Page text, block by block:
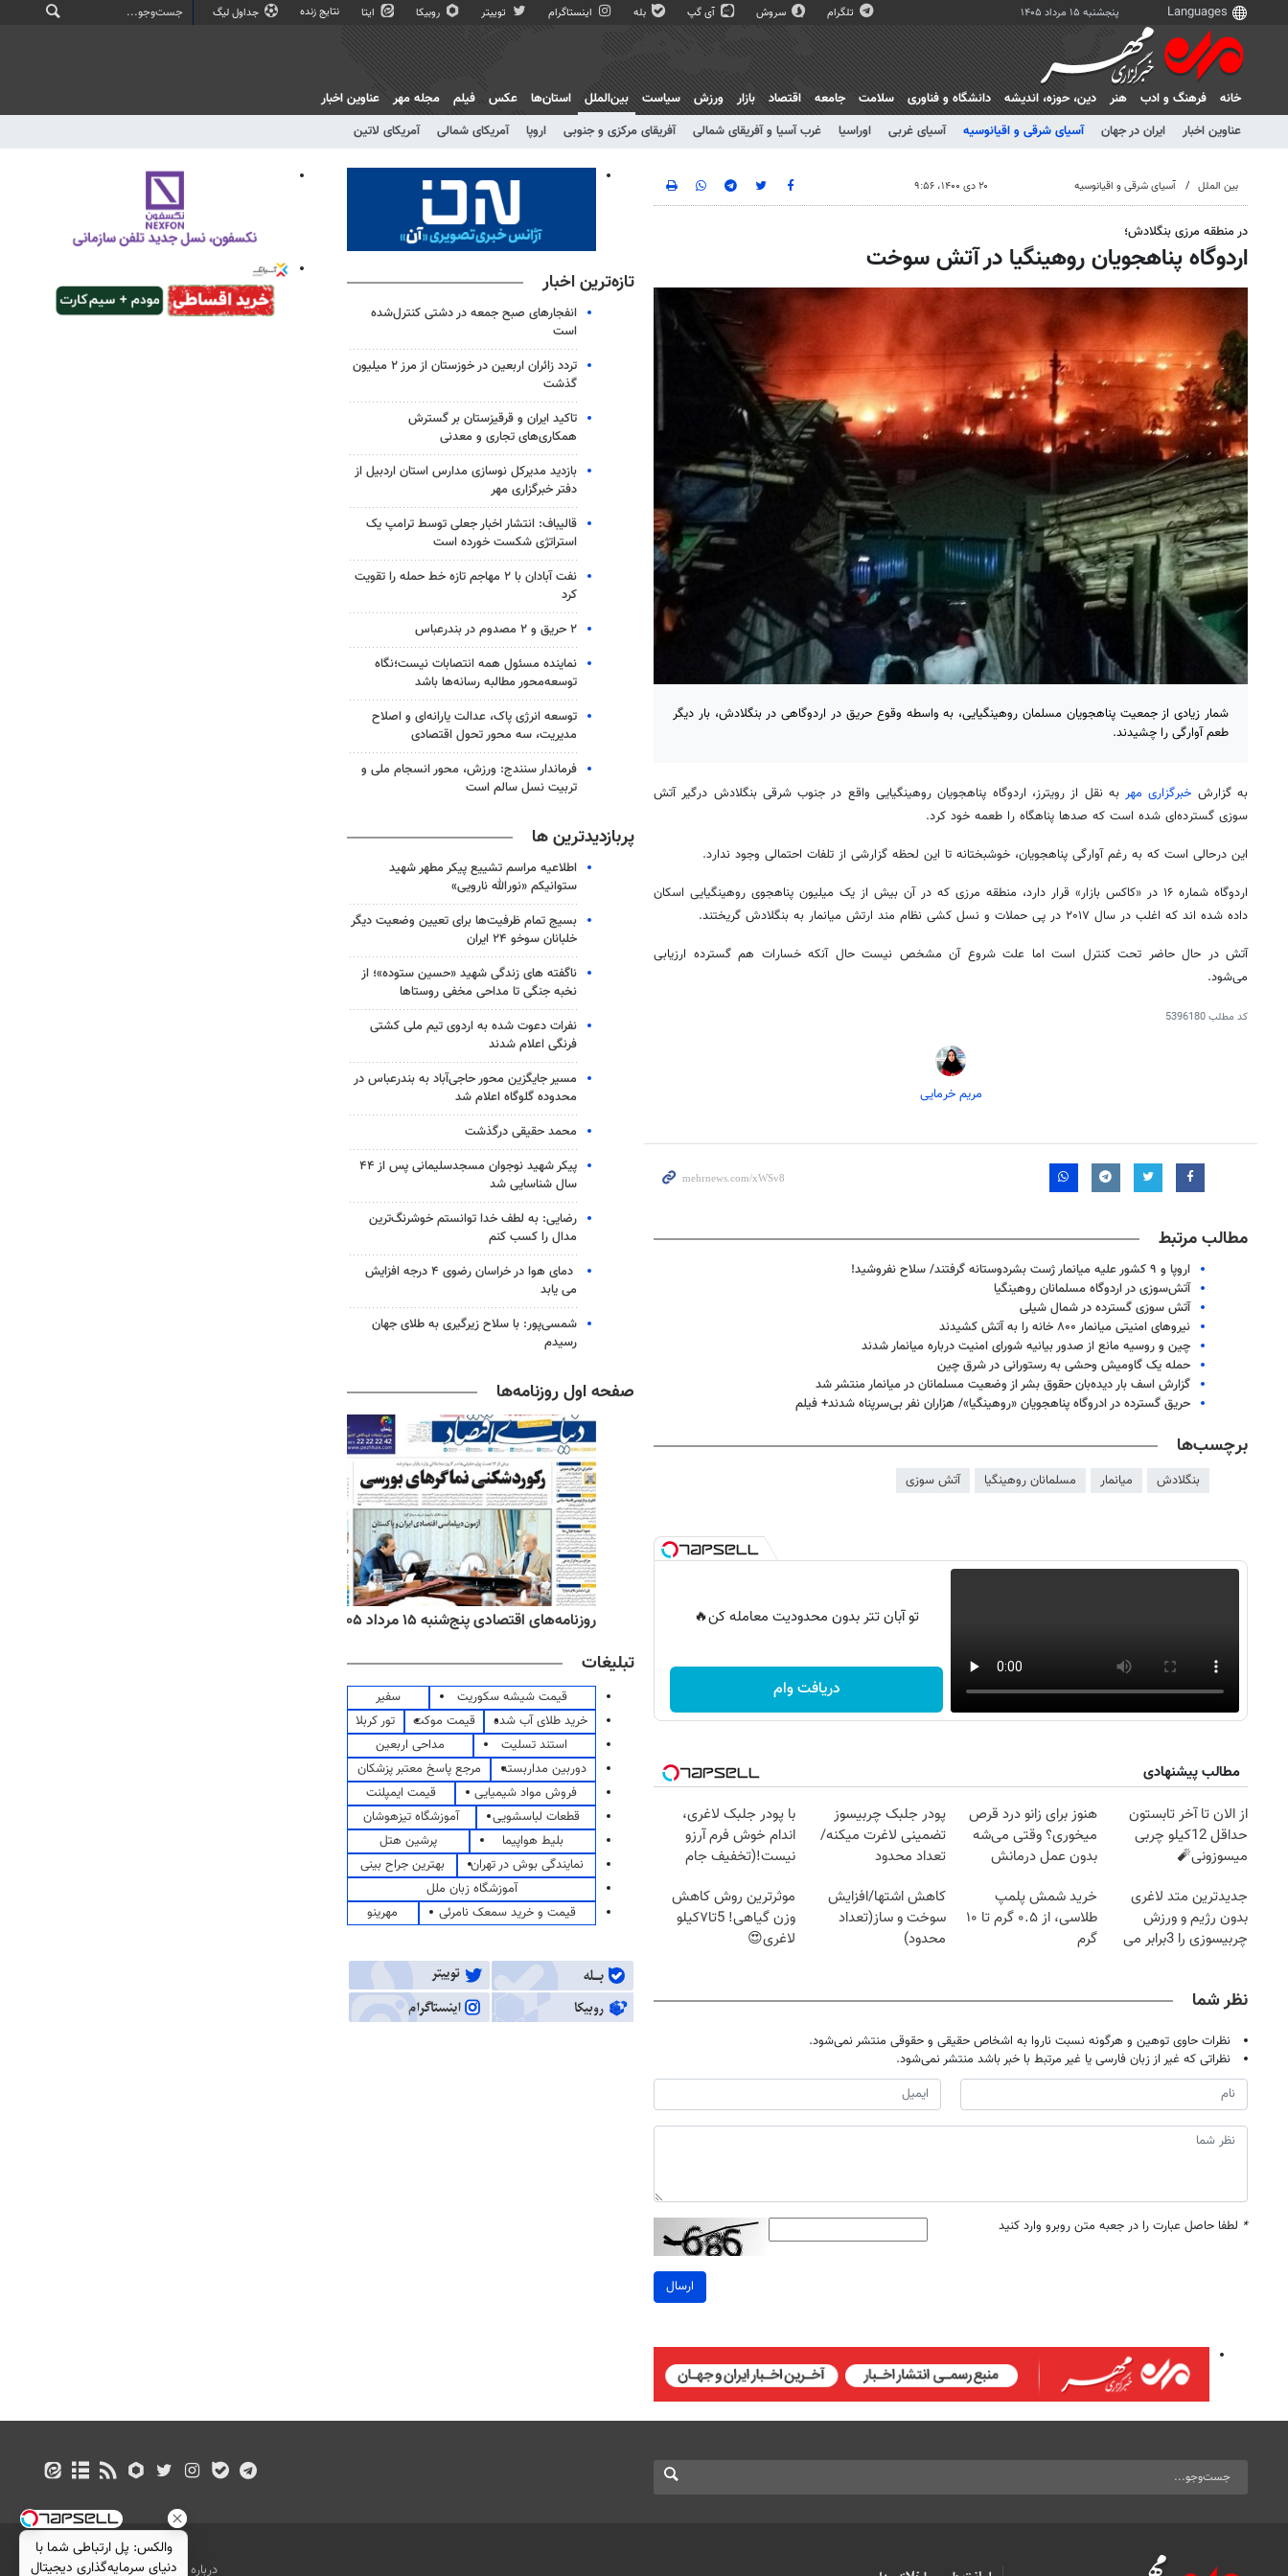
پنجشنبه ۱۵ مرداد ۱۴۰۵ تلگرام سروش آی گپ بله اینستاگرام توییتر روبیکا ایتا نتایج زنده جداول لیگ
خانه فرهنگ و ادب هنر دين، حوزه، انديشه دانشگاه و فناوری سلامت جامعه اقتصاد بازار ورزش سیاست
بین‌الملل
عناوین اخبار
ایران در جهان آسیای شرقی و اقیانوسیه آسیای غربی اوراسیا غرب آسیا و آفریقای شمالی آفریقای مرکزی و جنوبی اروپا آمریکای شمالی آمریکای لاتین
استان‌ها عکس فیلم مجله مهر عناوین اخبار
بین الملل آسیای شرقی و اقیانوسیه ۲۰ دی ۱۴۰۰، ۹:۵۶
در منطقه مرزی بنگلادش؛
اردوگاه پناهجویان روهینگیا در آتش سوخت
شمار زیادی از جمعیت پناهجویان مسلمان روهینگیایی، به واسطه وقوع حریق در اردوگاهی در بنگلادش، بار دیگر
طعم آوارگی را چشیدند.
به گزارش خبرگزاری مهر به نقل از رویترز، اردوگاه پناهجویان روهینگیاییواقع در جنوب شرقی بنگلادش درگیر آتش
سوزی گسترده‌ای شده است که صدها پناهگاه را طعمه خود کرد.
این درحالی است که به رغم آوارگی پناهجویان، خوشبختانه تا این لحظه گزارشی از تلفات احتمالی وجود ندارد.
اردوگاه شماره ۱۶ در «
کاکسبازار» قرار دارد، منطقه مرزی که در آن بیش از یک میلیون پناهجوی روهینگیاییاسکان
داده شده اند که اغلب در سال ۲۰۱۷ در پی حملات و نسل کشی نظام مند ارتش میانمار به بنگلادش گریختند.
آتش در حال حاضر تحت کنترل است اما علت شروع آن مشخص نیست حال آنکه خسارات هم گسترده ارزیابی
می‌شود.
کد مطلب5396180
مریم خرمایی
مطالب مرتبط
اروپا و ۹ کشور علیه میانمار ژست بشردوستانه گرفتند/ سلاح نفروشید!
آتش‌سوزی در اردوگاه مسلمانان روهینگیا
آتش سوزی گسترده در شمال شیلی
نیروهای امنیتی میانمار ۸۰۰ خانه را به آتش کشیدند
چین و روسیه مانع از صدور بیانیه شورای امنیت درباره میانمار شدند
حمله یک گاومیش وحشی به رستورانی در شرق چین
گزارش اسف بار دیده‌بان حقوق بشر از وضعیت مسلمانان در میانمار منتشر شد
حریق گسترده در ادروگاه پناهجویان «روهینگیا»/ هزاران نفر بی‌سرپناه شدند+ فیلم
برچسب‌ها
بنگلادش میانمار مسلمانان روهینگیا آتش سوزی
تو آبان تتر بدون محدودیت معامله کن🔥
دریافت وام
مطالب پیشنهادی
از الان تا آخر تابستون
حداقل 12کیلو چربی
میسوزونی🧨
هنوز برای زانو درد قرص
میخوری؟ وقتی می‌شه
بدون عمل درمانش
پودر جلبک چربیسوز
تضمینی لاغرت میکنه/
تعداد محدود
با پودر جلبک لاغری،
اندام خوش فرم آرزو
نیست!(تخفیف جام
جدیدترین متد لاغری
بدون رژیم و ورزش
چربیسوزی را 3برابر می
خرید شمش پلمپ
طلاسی، از ۰.۵ گرم تا ۱۰
گرم
کاهش اشتها/افزایش
سوخت و ساز(تعداد
محدود)
موثرترین روش کاهش
وزن گیاهی! 5تا۷کیلو
لاغری😍
نظر شما
نظرات حاوی توهین و هرگونه نسبت ناروا به اشخاص حقیقی و حقوقی منتشر نمی‌شود.
نظراتی که غیر از زبان فارسی یا غیر مرتبط با خبر باشد منتشر نمی‌شود.
* لطفا حاصل عبارت را در جعبه متن روبرو وارد کنید
ارسال
تازه‌ترین اخبار
انفجارهای صبح جمعه در دشتی کنترل‌شده
است
تردد زائران اربعین در خوزستان از مرز ۲ میلیون
گذشت
تاکید ایران و قرقیزستان بر گسترش
همکاری‌های تجاری و معدنی
بازدید مدیرکل نوسازی مدارس استان اردبیل از
دفتر خبرگزاری مهر
قالیباف: انتشار اخبار جعلی توسط ترامپ یک
استراتژی شکست خورده است
نفت آبادان با ۲ مهاجم تازه خط حمله را تقویت
کرد
۲ حریق و ۲ مصدوم در بندرعباس
نماینده مسئول همه انتصابات نیست؛نگاه
توسعه‌محور مطالبه رسانه‌ها باشد
توسعه انرژی پاک، عدالت یارانه‌ای و اصلاح
مدیریت، سه محور تحول اقتصادی
فرماندار سنندج: ورزش، محور انسجام ملی و
تربیت نسل سالم است
پربازدیدترین ها
اطلاعیه مراسم تشییع پیکر مطهر شهید
ستوانیکم «نورالله نارویی»
بسیج تمام ظرفیت‌ها برای تعیین وضعیت دیگر
خلبانان سوخو ۲۴ ایران
ناگفته های زندگی شهید «حسین ستوده»؛ از
نخبه جنگی تا مداحی مخفی روستاها
نفرات دعوت شده به اردوی تیم ملی کشتی
فرنگی اعلام شدند
مسیر جایگزین محور حاجی‌آباد به بندرعباس در
محدوده گلوگاه اعلام شد
محمد حقیقی درگذشت
پیکر شهید نوجوان مسجدسلیمانی پس از ۴۴
سال شناسایی شد
رضایی: به لطف خدا توانستم خوشرنگ‌ترین
مدال را کسب کنم
دمای هوا در خراسان رضوی ۴ درجه افزایش
می یابد
شمسی‌پور: با سلاح زیرگیری به طلای جهان
رسیدم
صفحه اول روزنامه‌ها
روزنامه‌های ورزشی پنج‌شنبه ۱۵ مرداد ۱۴۰۵ روزنامه‌های اقتصادی پنج‌شنبه ۱۵ مرداد ۱۴۰۵
تبلیغات
قیمت شیشه سکوریت
سفیر
خرید طلای آب شده
قیمت موکت
تور کربلا
استند تسلیت
مداحی اربعین
دوربین مداربسته
مرجع پاسخ معتبر پزشکان
فروش مواد شیمیایی
قیمت ایمپلنت
قطعات لباسشویی
آموزشگاه تیزهوشان
بلیط هواپیما
پرشین هتل
نمایندگی بوش در تهران
بهترین جراح بینی
آموزشگاه زبان ملل
قیمت و خرید سمعک نامرئی
مهرینو
درباره ما تماس با ما بازرگانی
والکس: پل ارتباطی شما با
دنیای سرمایه‌گذاری دیجیتال